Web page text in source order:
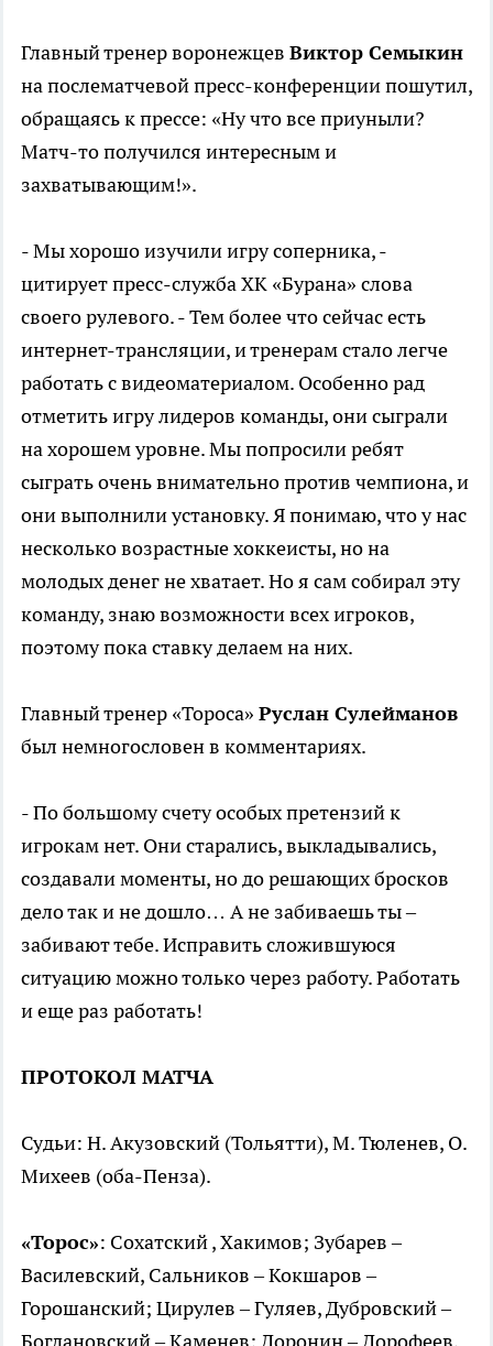
Главный тренер воронежцев Виктор Семыкин
на послематчевой пресс-конференции пошутил,
обращаясь к прессе: «Ну что все приуныли?
Матч-то получился интересным и
захватывающим!».
- Мы хорошо изучили игру соперника, -
цитирует пресс-служба ХК «Бурана» слова
своего рулевого. - Тем более что сейчас есть
интернет-трансляции, и тренерам стало легче
работать с видеоматериалом. Особенно рад
отметить игру лидеров команды, они сыграли
на хорошем уровне. Мы попросили ребят
сыграть очень внимательно против чемпиона, и
они выполнили установку. Я понимаю, что у нас
несколько возрастные хоккеисты, но на
молодых денег не хватает. Но я сам собирал эту
команду, знаю возможности всех игроков,
поэтому пока ставку делаем на них.
Главный тренер «Тороса» Руслан Сулейманов
был немногословен в комментариях.
- По большому счету особых претензий к
игрокам нет. Они старались, выкладывались,
создавали моменты, но до решающих бросков
дело так и не дошло… А не забиваешь ты –
забивают тебе. Исправить сложившуюся
ситуацию можно только через работу. Работать
и еще раз работать!
ПРОТОКОЛ МАТЧА
Судьи: Н. Акузовский (Тольятти), М. Тюленев, О.
Михеев (оба-Пенза).
«Торос»: Сохатский , Хакимов; Зубарев –
Василевский, Сальников – Кокшаров –
Горошанский; Цирулев – Гуляев, Дубровский –
Богдановский – Каменев; Доронин – Дорофеев,